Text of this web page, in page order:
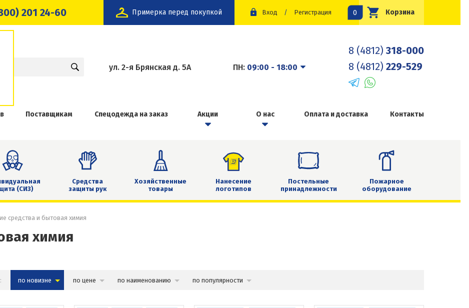
201 24-60 Примерка перед покупкой Вход / Регистрация Корзина
0
ул. 2-я Брянская д. 5А ПН: 09:00 - 18:00
8 (4812) 318-000
8 (4812) 229-529
Поставщикам Спецодежда на заказ Акции О нас Оплата и доставка Контакты
(СИЗ)
Средства
защиты рук
Хозяйственные
товары
Нанесение
логотипов
Постельные
принадлежности
Пожарное
оборудование
средства и бытовая химия
химия
по новизне по цене по наименованию по популярности